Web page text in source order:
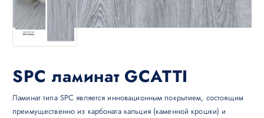
SPC ламинат GCATTI
Ламинат типа SPC является инновационным покрытием, состоящим
преимущественно из карбоната кальция (каменной крошки) и